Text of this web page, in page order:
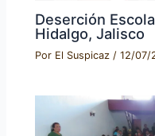
Deserción
Hidalgo, Jalisco
Por El Suspicaz/12/07/